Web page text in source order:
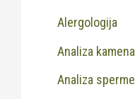
Alergologija
Analiza kamena
Analiza sperme